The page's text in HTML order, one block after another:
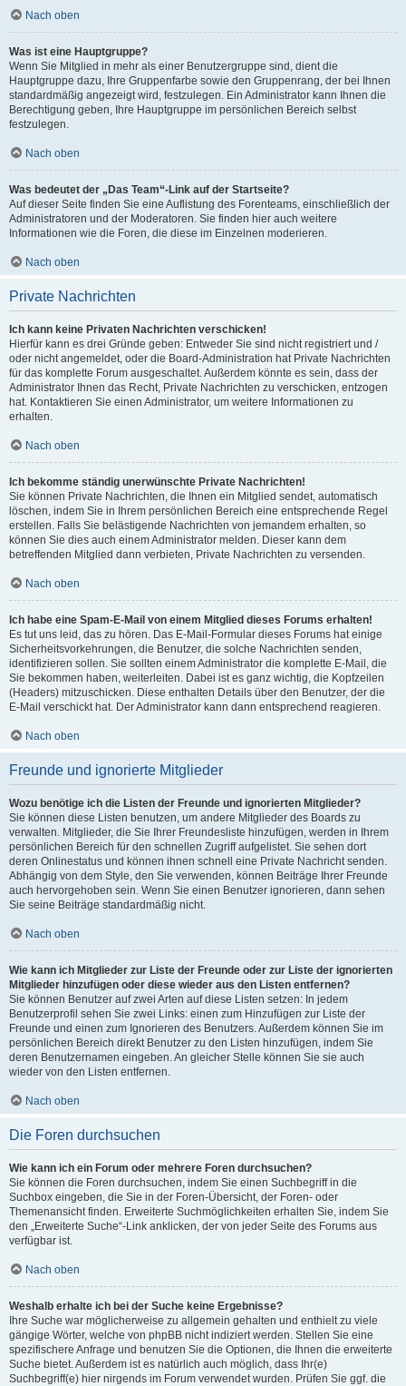
Nach oben
Was ist eine Hauptgruppe?
Wenn Sie Mitglied in mehr als einer Benutzergruppe sind, dient die
Hauptgruppe dazu, Ihre Gruppenfarbe sowie den Gruppenrang, der bei Ihnen
standardmäßig angezeigt wird, festzulegen. Ein Administrator kann Ihnen die
Berechtigung geben, Ihre Hauptgruppe im persönlichen Bereich selbst
festzulegen.
Nach oben
Was bedeutet der „Das Team“-Link auf der Startseite?
Auf dieser Seite finden Sie eine Auflistung des Forenteams, einschließlich der
Administratoren und der Moderatoren. Sie finden hier auch weitere
Informationen wie die Foren, die diese im Einzelnen moderieren.
Nach oben
Private Nachrichten
Ich kann keine Privaten Nachrichten verschicken!
Hierfür kann es drei Gründe geben: Entweder Sie sind nicht registriert und /
oder nicht angemeldet, oder die Board-Administration hat Private Nachrichten
für das komplette Forum ausgeschaltet. Außerdem könnte es sein, dass der
Administrator Ihnen das Recht, Private Nachrichten zu verschicken, entzogen
hat. Kontaktieren Sie einen Administrator, um weitere Informationen zu
erhalten.
Nach oben
Ich bekomme ständig unerwünschte Private Nachrichten!
Sie können Private Nachrichten, die Ihnen ein Mitglied sendet, automatisch
löschen, indem Sie in Ihrem persönlichen Bereich eine entsprechende Regel
erstellen. Falls Sie belästigende Nachrichten von jemandem erhalten, so
können Sie dies auch einem Administrator melden. Dieser kann dem
betreffenden Mitglied dann verbieten, Private Nachrichten zu versenden.
Nach oben
Ich habe eine Spam-E-Mail von einem Mitglied dieses Forums erhalten!
Es tut uns leid, das zu hören. Das E-Mail-Formular dieses Forums hat einige
Sicherheitsvorkehrungen, die Benutzer, die solche Nachrichten senden,
identifizieren sollen. Sie sollten einem Administrator die komplette E-Mail, die
Sie bekommen haben, weiterleiten. Dabei ist es ganz wichtig, die Kopfzeilen
(Headers) mitzuschicken. Diese enthalten Details über den Benutzer, der die
E-Mail verschickt hat. Der Administrator kann dann entsprechend reagieren.
Nach oben
Freunde und ignorierte Mitglieder
Wozu benötige ich die Listen der Freunde und ignorierten Mitglieder?
Sie können diese Listen benutzen, um andere Mitglieder des Boards zu
verwalten. Mitglieder, die Sie Ihrer Freundesliste hinzufügen, werden in Ihrem
persönlichen Bereich für den schnellen Zugriff aufgelistet. Sie sehen dort
deren Onlinestatus und können ihnen schnell eine Private Nachricht senden.
Abhängig von dem Style, den Sie verwenden, können Beiträge Ihrer Freunde
auch hervorgehoben sein. Wenn Sie einen Benutzer ignorieren, dann sehen
Sie seine Beiträge standardmäßig nicht.
Nach oben
Wie kann ich Mitglieder zur Liste der Freunde oder zur Liste der ignorierten
Mitglieder hinzufügen oder diese wieder aus den Listen entfernen?
Sie können Benutzer auf zwei Arten auf diese Listen setzen: In jedem
Benutzerprofil sehen Sie zwei Links: einen zum Hinzufügen zur Liste der
Freunde und einen zum Ignorieren des Benutzers. Außerdem können Sie im
persönlichen Bereich direkt Benutzer zu den Listen hinzufügen, indem Sie
deren Benutzernamen eingeben. An gleicher Stelle können Sie sie auch
wieder von den Listen entfernen.
Nach oben
Die Foren durchsuchen
Wie kann ich ein Forum oder mehrere Foren durchsuchen?
Sie können die Foren durchsuchen, indem Sie einen Suchbegriff in die
Suchbox eingeben, die Sie in der Foren-Übersicht, der Foren- oder
Themenansicht finden. Erweiterte Suchmöglichkeiten erhalten Sie, indem Sie
den „Erweiterte Suche“-Link anklicken, der von jeder Seite des Forums aus
verfügbar ist.
Nach oben
Weshalb erhalte ich bei der Suche keine Ergebnisse?
Ihre Suche war möglicherweise zu allgemein gehalten und enthielt zu viele
gängige Wörter, welche von phpBB nicht indiziert werden. Stellen Sie eine
spezifischere Anfrage und benutzen Sie die Optionen, die Ihnen die erweiterte
Suche bietet. Außerdem ist es natürlich auch möglich, dass Ihr(e)
Suchbegriff(e) hier nirgends im Forum verwendet wurden. Prüfen Sie ggf. die